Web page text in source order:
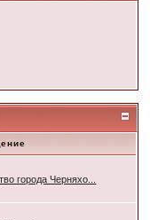
города Черняхо...